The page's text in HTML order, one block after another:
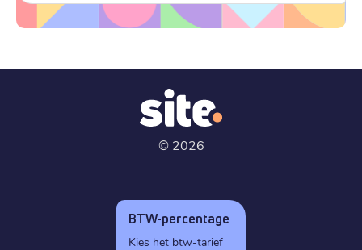
© 2026
BTW-percentage
Kies het btw-tarief